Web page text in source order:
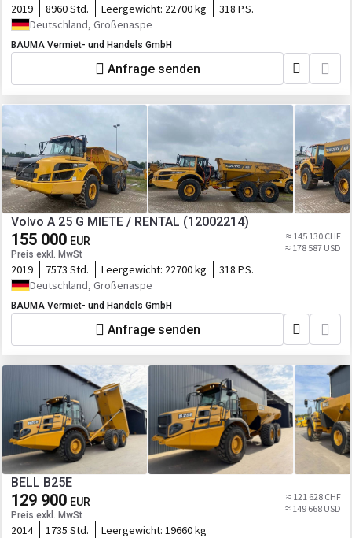
2019 8960 Std. Leergewicht: 22700 kg
318 P.S.
Deutschland, Großenaspe
BAUMA Vermiet- und Handels GmbH
Anfrage senden
Volvo A 25 G MIETE / RENTAL (12002214)
155 000 EUR
Preis exkl. MwSt
≈ 145 130 CHF
≈ 178 587 USD
2019 7573 Std. Leergewicht: 22700 kg
318 P.S.
Deutschland, Großenaspe
BAUMA Vermiet- und Handels GmbH
Anfrage senden
BELL B25E
129 900 EUR
Preis exkl. MwSt
≈ 121 628 CHF
≈ 149 668 USD
2014 1735 Std. Leergewicht: 19660 kg